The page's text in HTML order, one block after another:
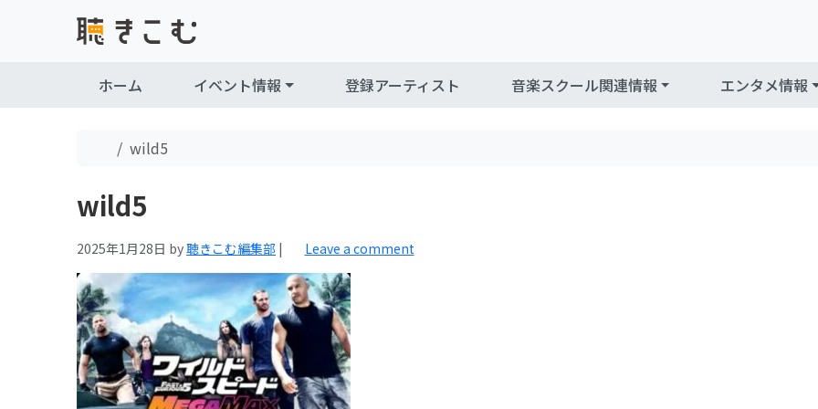
ホーム イベント情報 登録アーティスト 音楽スクール関連情報 エンタメ情報
Home
wild5
wild5
2025年1月28日 by聴きこむ編集部 | Leave a comment